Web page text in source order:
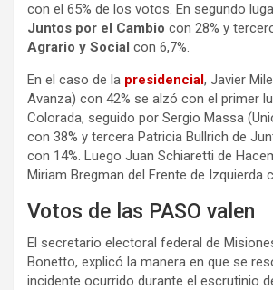
con el 65% de los votos. En segundo
Juntos por el Cambio con 28% y
Agrario y Social con 6,7%.
En el caso de la presidencial, Javier
Avanza) con 42% se alzó con el primer
Colorada, seguido por Sergio Massa
con 38% y tercera Patricia Bullrich de
con 14%. Luego Juan Schiaretti de
Miriam Bregman del Frente de Izquierda
Votos de las PASO valen
El secretario electoral federal de
Bonetto, explicó la manera en que se
incidente ocurrido durante el escrutinio